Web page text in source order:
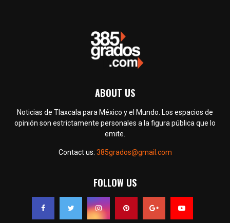
ABOUT US
Noticias de Tlaxcala para México y el Mundo. Los espacios de
opinión son estrictamente personales a la figura pública que lo
emite.
Contact us: 385grados@gmail.com
FOLLOW US